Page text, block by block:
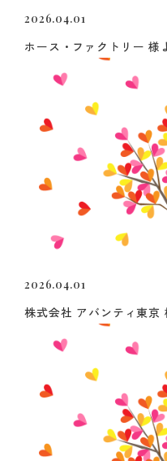
2026.04.01
ホース・ファクトリー 様
2026.04.01
株式会社 アバンティ東京